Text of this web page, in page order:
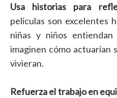
Usa historias para
películas son excelentes
niñas y niños
imaginen cómo actuarían
vivieran.
Refuerza el trabajo en